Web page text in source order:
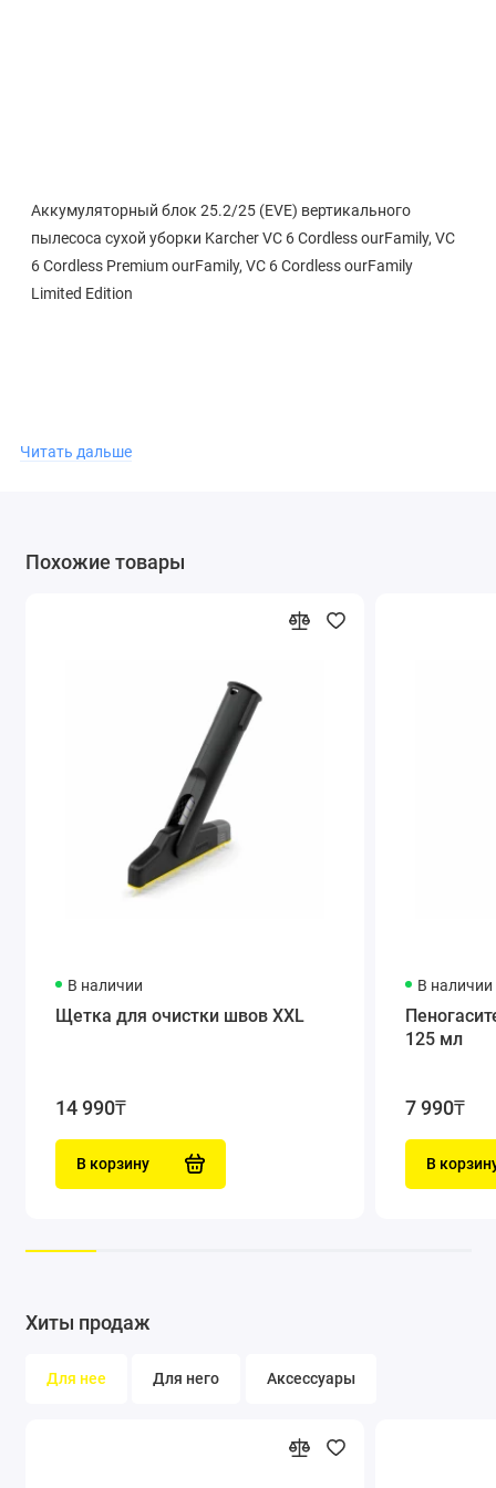
Аккумуляторный блок 25.2/25 (EVE) вертикального
пылесоса сухой уборки Karcher VC 6 Cordless ourFamily, VC
6 Cordless Premium ourFamily, VC 6 Cordless ourFamily
Limited Edition
Читать дальше
Похожие товары
В наличии
Щетка для очистки швов XXL
14 990₸
В корзину
В наличии
125 мл
7 990₸
В
Хиты продаж
Для нее Для него Аксессуары